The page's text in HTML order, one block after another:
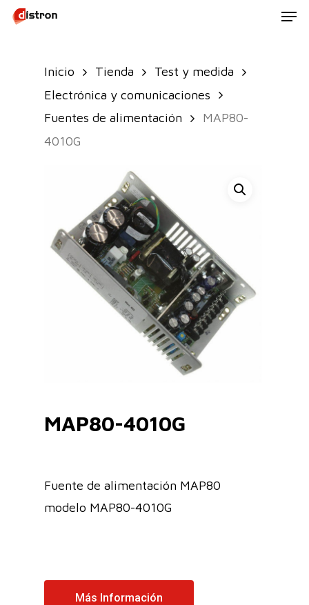
Skip
Inicio Tienda
Test y medida
Electrónica y comunicaciones
Fuentes de alimentación
MAP80-
4010G
MAP80-4010G
Fuente de alimentación MAP80
modelo MAP80-4010G
Más Información